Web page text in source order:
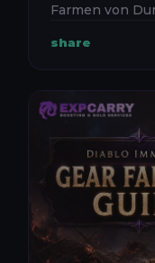
Farmen von
Dungeon für
share